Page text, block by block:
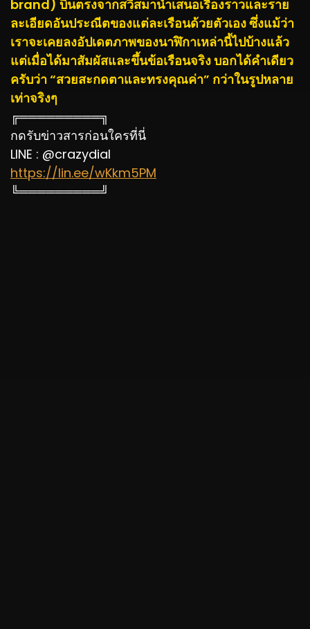
brand) บินตรงจากสวิสมานำเสนอเรื่องราวและราย
ละเอียดอันประณีตของแต่ละเรือนด้วยตัวเอง ซึ่งแม้ว่า
เราจะเคยลงอัปเดตภาพของนาฬิกาเหล่านี้ไปบ้างแล้ว
แต่เมื่อได้มาสัมผัสและขึ้นข้อเรือนจริง บอกได้คำเดียว
ครับว่า “สวยสะกดตาและทรงคุณค่า” กว่าในรูปหลาย
เท่าจริงๆ
╔═════════╗
กดรับข่าวสารก่อนใครที่นี่
LINE : @crazydial
https://lin.ee/wKkm5PM
╚═════════╝